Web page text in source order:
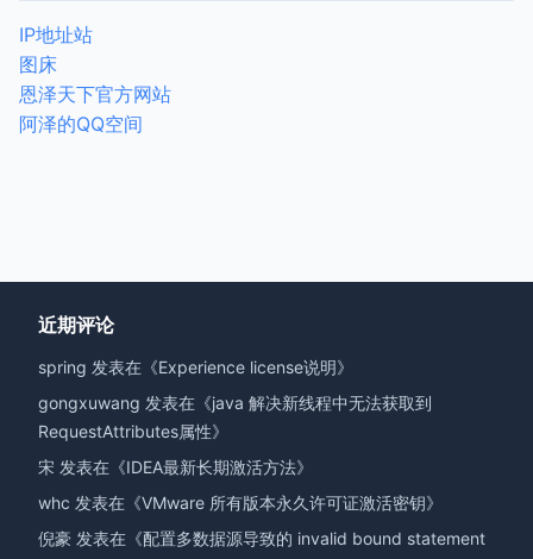
IP地址站
图床
恩泽天下官方网站
阿泽的QQ空间
近期评论
spring 发表在《Experience license说明》
gongxuwang 发表在《java 解决新线程中无法获取到
RequestAttributes属性》
宋 发表在《IDEA最新长期激活方法》
whc 发表在《VMware 所有版本永久许可证激活密钥》
倪豪 发表在《配置多数据源导致的 invalid bound statement